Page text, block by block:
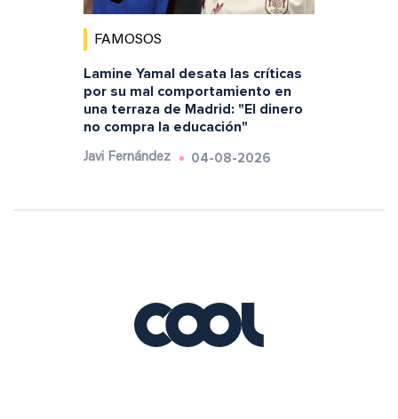
FAMOSOS
Lamine Yamal desata las críticas
por su mal comportamiento en
una terraza de Madrid: "El dinero
no compra la educación"
Javi Fernández 04-08-2026